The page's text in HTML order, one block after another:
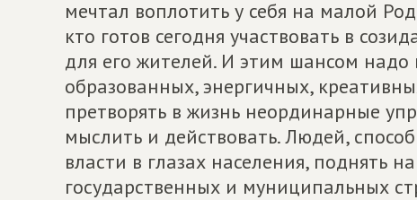
мечтал воплотить у себя на малой
кто готов сегодня участвовать в
для его жителей. И этим шансом надо
образованных, энергичных,
претворять в жизнь неординарные
мыслить и действовать. Людей,
власти в глазах населения, поднять
государственных и муниципальных